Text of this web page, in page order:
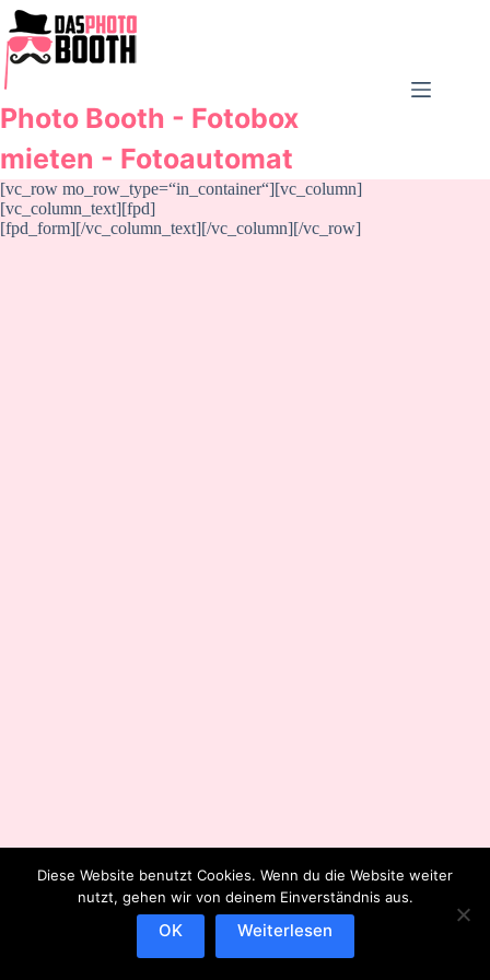
Zum
Inhalt
springen
Photo Booth - Fotobox
mieten - Fotoautomat
[vc_row mo_row_type=“in_container“][vc_column]
[vc_column_text][fpd]
[fpd_form][/vc_column_text][/vc_column][/vc_row]
Diese Website benutzt Cookies. Wenn du die Website weiter
nutzt, gehen wir von deinem Einverständnis aus.
OK Weiterlesen